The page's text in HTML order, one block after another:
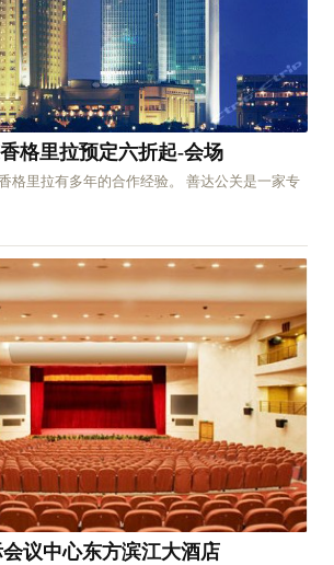
香格里拉预定六折起-会场
格里拉有多年的合作经验。 善达公关是一家专
议中心东方滨江大酒店